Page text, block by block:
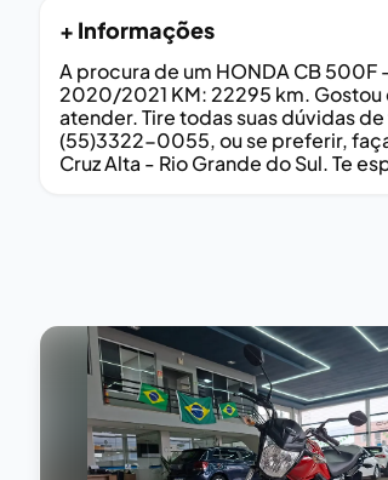
+ Informações
A procura de um HONDA CB 500F
2020/2021 KM: 22295 km.
atender. Tire todas suas dúvidas
(55)3322-0055, ou se preferir,
Cruz Alta - Rio Grande do Sul. Te